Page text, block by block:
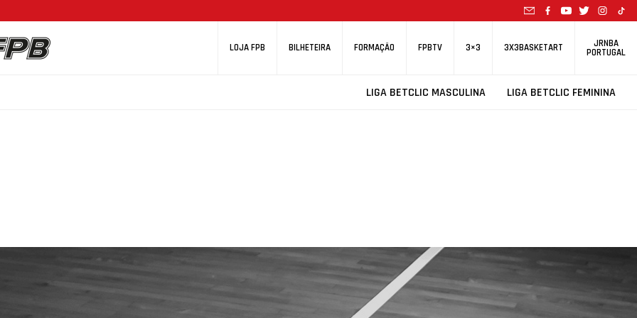
LOJA FPB BILHETEIRA FORMAÇÃO FPBTV 3×3 3X3BASKETART JRNBA
PORTUGAL
LIGA BETCLIC MASCULINA LIGA BETCLIC FEMININA